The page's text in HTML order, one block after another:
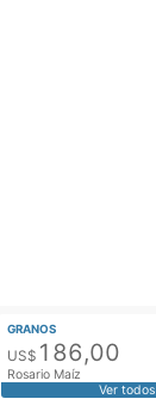
GRANOS
US$ 186,00
Rosario Maíz
Ver todos